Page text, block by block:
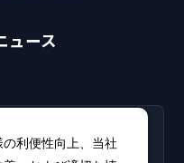
ュース
CLUB PHI（会員専
利便性向上、当社